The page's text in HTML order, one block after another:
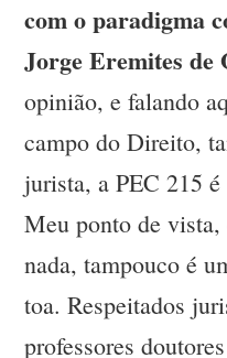
com o paradigma
Jorge Eremites de
opinião, e falando
campo do Direito,
jurista, a PEC 215
Meu ponto de
nada, tampouco é
toa. Respeitados
professores